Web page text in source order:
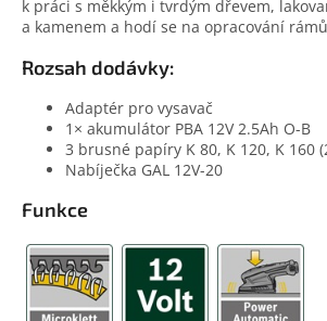
k práci s měkkým i tvrdým dřevem,
a kamenem a hodí se na opracování
Rozsah dodávky:
Adaptér pro vysavač
1× akumulátor PBA 12V 2.5Ah O-B
3 brusné papíry K 80, K 120, K 160
Nabíječka GAL 12V-20
Funkce